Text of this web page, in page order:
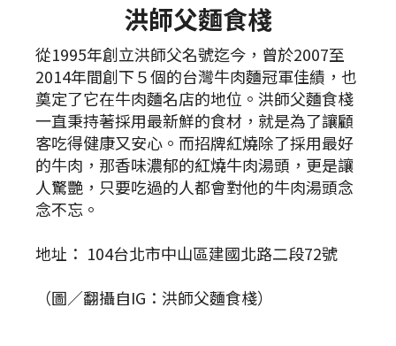
洪師父麵食棧
從1995年創立洪師父名號迄今，曾於2007至
2014年間創下５個的台灣牛肉麵冠軍佳績，也
奠定了它在牛肉麵名店的地位。洪師父麵食棧
一直秉持著採用最新鮮的食材，就是為了讓顧
客吃得健康又安心。而招牌紅燒除了採用最好
的牛肉，那香味濃郁的紅燒牛肉湯頭，更是讓
人驚艷，只要吃過的人都會對他的牛肉湯頭念
念不忘。
地址： 104台北市中山區建國北路二段72號
（圖／翻攝自IG：洪師父麵食棧）